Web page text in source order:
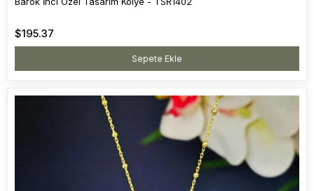
$195.37
Sepete Ekle